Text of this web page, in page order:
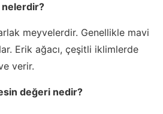
nelerdir?
meyvelerdir. Genellikle mavi
Erik ağacı, çeşitli iklimlerde
verir.
değeri nedir?